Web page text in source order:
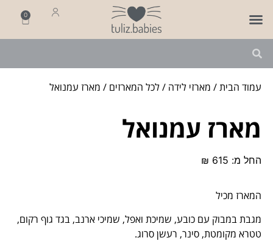
0
עמוד הבית/ מארזי לידה /לכל המארזים / מארז עמנואל
מארז עמנואל
החל מ: ₪ 615
המארז מכיל
מגבת במבוק עם כובע, שמיכת ואפל, שמיכי ארנב, בגד גוף רקום,
טטרא מקומטת, סינר, רעשן סרוג.